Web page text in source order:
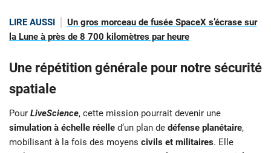
LIRE AUSSI
Un gros morceau de fusée SpaceX s’écrase sur
la Lune à près de 8 700 kilomètres par heure
Une répétition générale pour notre sécurité
spatiale
Pour LiveScience, cette mission pourrait devenir une
simulation à échelle réelle d’un plan de défense planétaire,
mobilisant à la fois des moyens civils et militaires. Elle